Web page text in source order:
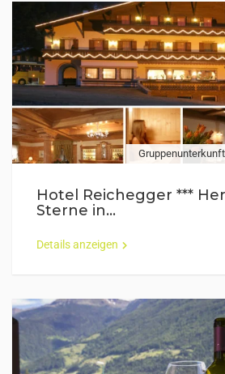
Gruppenunterkunft
Hotel Reichegger ***
Sterne in...
Details anzeigen